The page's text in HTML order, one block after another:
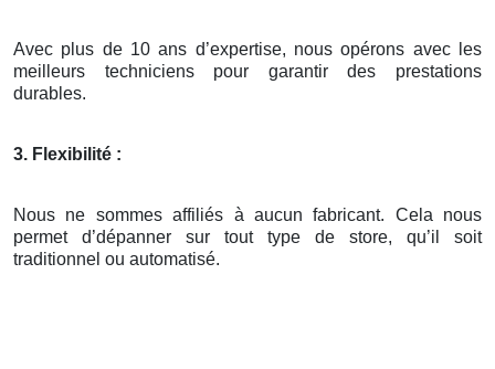
Avec plus de 10 ans d’expertise, nous opérons avec les
meilleurs techniciens pour garantir des prestations
durables.
3. Flexibilité :
Nous ne sommes affiliés à aucun fabricant. Cela nous
permet d’dépanner sur tout type de store, qu’il soit
traditionnel ou automatisé.